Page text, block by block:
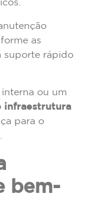
as
suporte rápido
ou um
infraestrutura
para o
bem-